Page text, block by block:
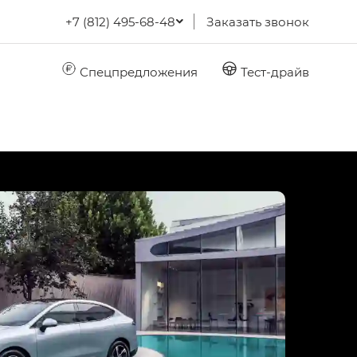
+7 (812) 495-68-48 Заказать звонок
Спецпредложения Тест-драйв